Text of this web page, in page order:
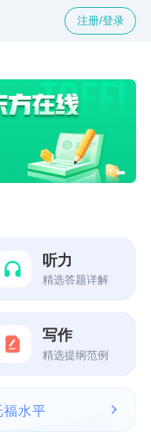
注册/登录
听力
精选答题详解
写作
精选提纲范例
福水平